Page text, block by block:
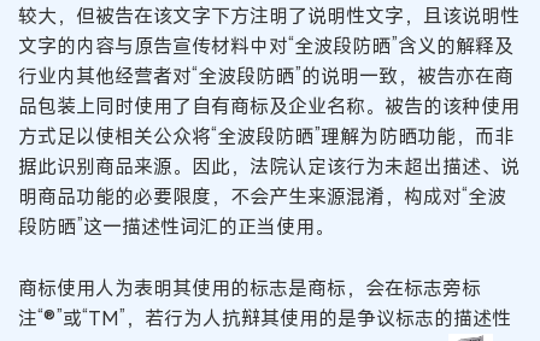
较大，但被告在该文字下方注明了说明性文字，且该说明性
文字的内容与原告宣传材料中对“全波段防晒”含义的解释及
行业内其他经营者对“全波段防晒”的说明一致，被告亦在商
品包装上同时使用了自有商标及企业名称。被告的该种使用
方式足以使相关公众将“全波段防晒”理解为防晒功能，而非
据此识别商品来源。因此，法院认定该行为未超出描述、说
明商品功能的必要限度，不会产生来源混淆，构成对“全波
段防晒”这一描述性词汇的正当使用。
商标使用人为表明其使用的标志是商标，会在标志旁标
注“®”或“TM”，若行为人抗辩其使用的是争议标志的描述性